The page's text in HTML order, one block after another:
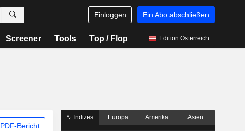
Einloggen Ein Abo abschließen
Screener Tools Top / Flop Edition Österreich
PDF-Bericht
Indizes Europa Amerika Asien